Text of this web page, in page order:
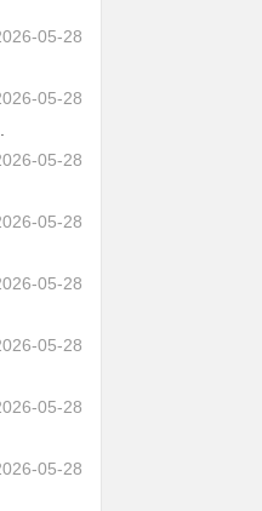
05-28
05-28
05-28
05-28
05-28
05-28
05-28
05-28